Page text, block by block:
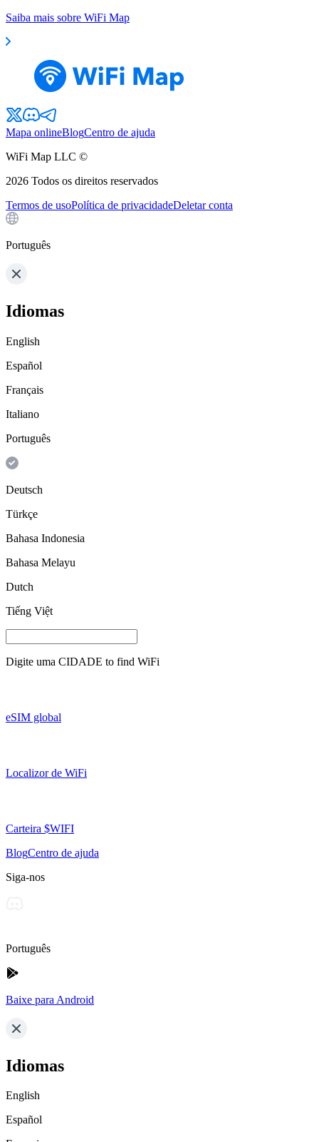
Saiba mais sobre WiFi Map
Mapa onlineBlogCentro de ajuda
WiFi Map LLC ©
2026 Todos os direitos reservados
Termos de usoPolítica de privacidadeDeletar conta
Português
Idiomas
English
Español
Français
Italiano
Português
Deutsch
Türkçe
Bahasa Indonesia
Bahasa Melayu
Dutch
Tiếng Việt
Digite uma CIDADE to find WiFi
eSIM global
Localizor de WiFi
Carteira $WIFI
BlogCentro de ajuda
Siga-nos
Português
Baixe para Android
Idiomas
English
Español